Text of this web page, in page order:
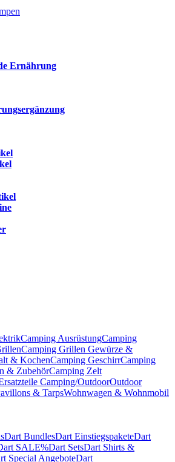
Ernährung
Camping AusrüstungCamping
Camping Grillen Gewürze &
& KochenCamping GeschirrCamping
& ZubehörCamping Zelt
Camping/OutdoorOutdoor
& TarpsWohnwagen & Wohnmobil
Dart BundlesDart EinstiegspaketeDart
SALE%Dart SetsDart Shirts &
Special AngeboteDart